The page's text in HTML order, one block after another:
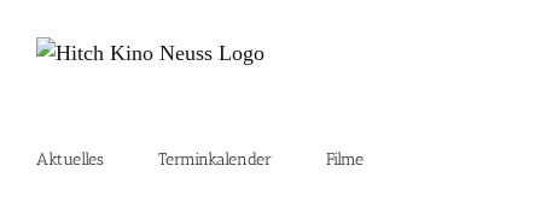
Inhalt
Aktuelles Terminkalender Filme